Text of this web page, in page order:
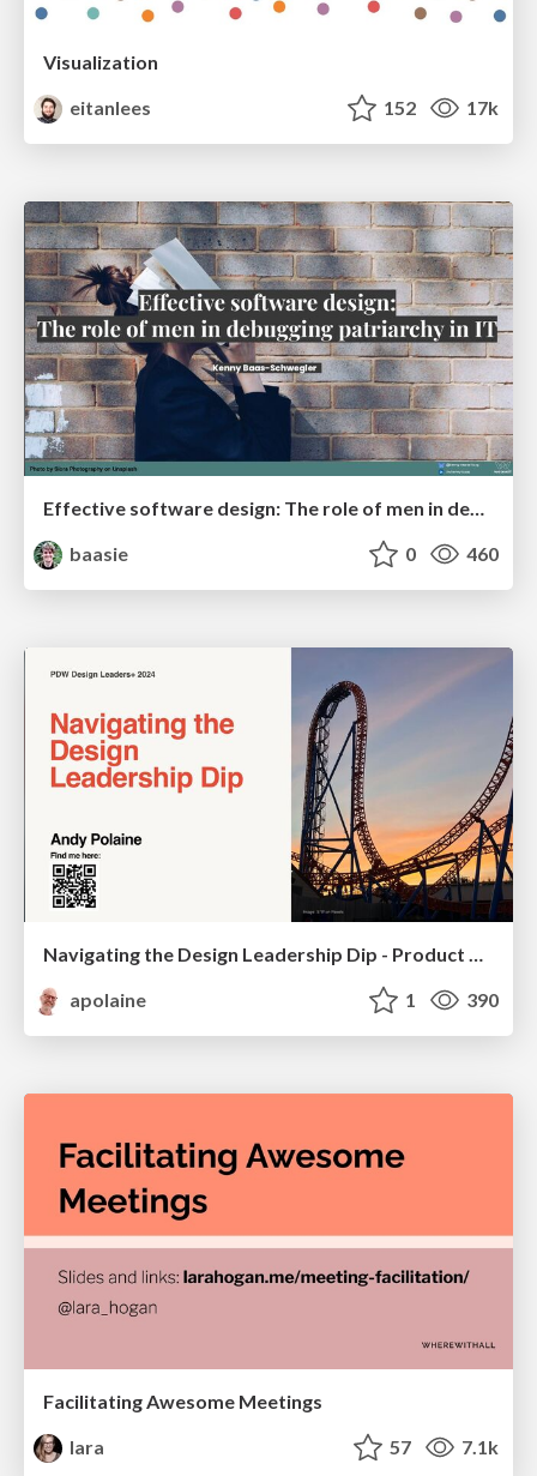
Visualization
eitanlees
152 17k
Effective software design: The role of men in debugging patriarchy in IT @ Voxxed Days AMS
baasie
0 460
Navigating the Design Leadership Dip - Product Design Week Design Leaders+ Conference 2024
apolaine
1 390
Facilitating Awesome Meetings
lara
57 7.1k